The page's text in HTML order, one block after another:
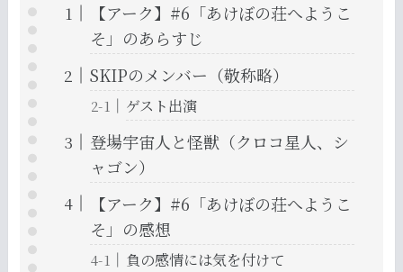
【アーク】#6「あけぼの荘へようこ
そ」のあらすじ
SKIPのメンバー（敬称略）
ゲスト出演
登場宇宙人と怪獣（クロコ星人、シ
ャゴン）
【アーク】#6「あけぼの荘へようこ
そ」の感想
負の感情には気を付けて